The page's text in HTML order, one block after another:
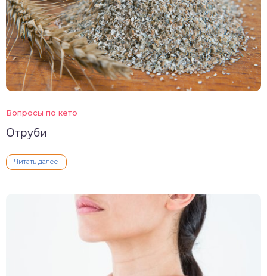
Вопросы по кето
Отруби
Читать далее